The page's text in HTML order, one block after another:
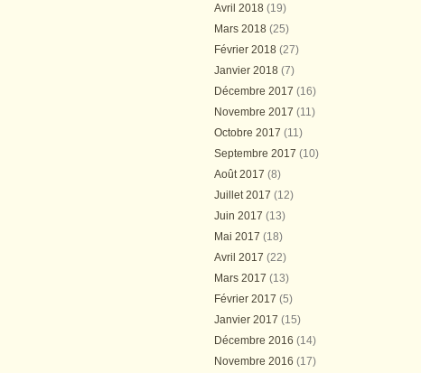
Avril 2018 (19)
Mars 2018 (25)
Février 2018 (27)
Janvier 2018 (7)
Décembre 2017 (16)
Novembre 2017 (11)
Octobre 2017 (11)
Septembre 2017 (10)
Août 2017 (8)
Juillet 2017 (12)
Juin 2017 (13)
Mai 2017 (18)
Avril 2017 (22)
Mars 2017 (13)
Février 2017 (5)
Janvier 2017 (15)
Décembre 2016 (14)
Novembre 2016 (17)